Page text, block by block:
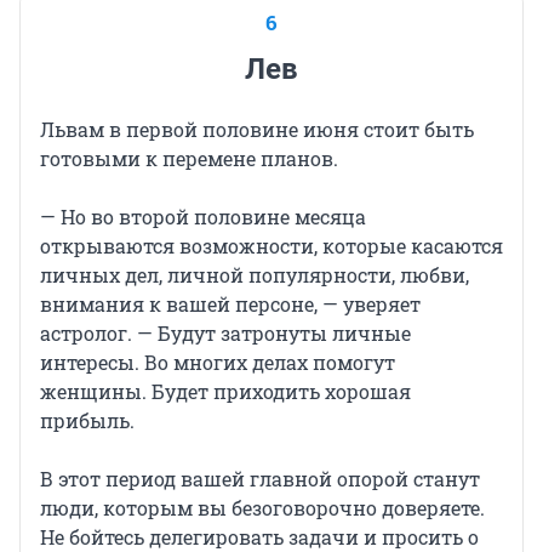
6
Лев
Львам в первой половине июня стоит быть
готовыми к перемене планов.
— Но во второй половине месяца
открываются возможности, которые касаются
личных дел, личной популярности, любви,
внимания к вашей персоне, — уверяет
астролог. — Будут затронуты личные
интересы. Во многих делах помогут
женщины. Будет приходить хорошая
прибыль.
В этот период вашей главной опорой станут
люди, которым вы безоговорочно доверяете.
Не бойтесь делегировать задачи и просить о